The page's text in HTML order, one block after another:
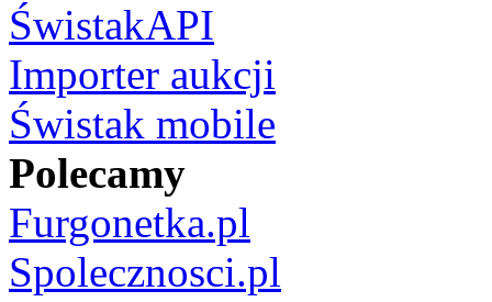
ŚwistakAPI
Importer aukcji
Świstak mobile
Polecamy
Furgonetka.pl
Spolecznosci.pl